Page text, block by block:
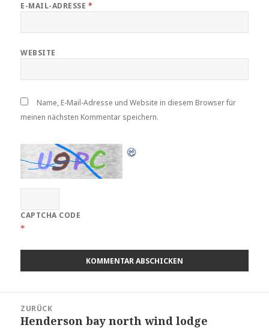
E-MAIL-ADRESSE *
WEBSITE
Name, E-Mail-Adresse und Website in diesem Browser für
meinen nächsten Kommentar speichern.
CAPTCHA CODE
*
ZURÜCK
Vorheriger
Henderson bay north wind lodge